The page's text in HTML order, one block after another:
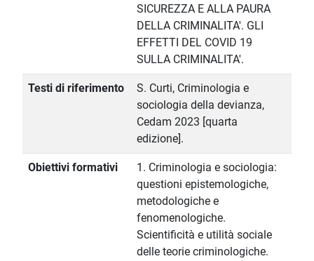
SICUREZZA E ALLA PAURA
DELLA CRIMINALITA'. GLI
EFFETTI DEL COVID 19
SULLA CRIMINALITA'.
Testi di riferimento
S. Curti, Criminologia e
sociologia della devianza,
Cedam 2023 [quarta
edizione].
Obiettivi formativi
1. Criminologia e sociologia:
questioni epistemologiche,
metodologiche e
fenomenologiche.
Scientificità e utilità sociale
delle teorie criminologiche.